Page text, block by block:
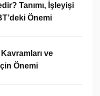
Tanımı, İşleyişi
Önemi
ve
Önemi